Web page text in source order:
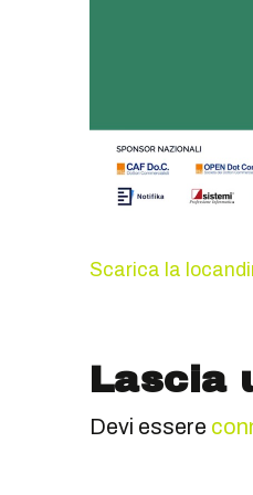
Scarica la
Lascia
Devi essere